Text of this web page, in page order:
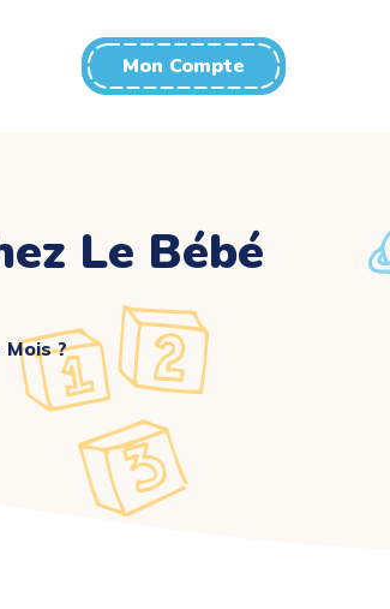
Mon Compte
Le Bébé
?